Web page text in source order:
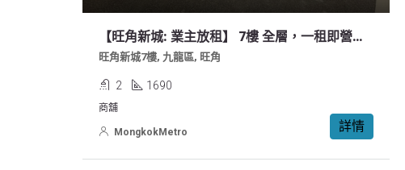
【旺角新城: 業主放租】 7樓 全層，一租即營業！
旺角新城7樓, 九龍區, 旺角
2 1690
商舖
詳情
MongkokMetro